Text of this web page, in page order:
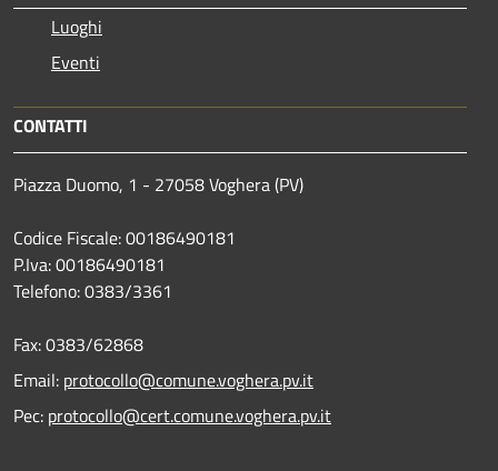
Luoghi
Eventi
CONTATTI
Piazza Duomo, 1 - 27058 Voghera (PV)
Codice Fiscale: 00186490181
P.Iva: 00186490181
Telefono:0383/3361
Fax:0383/62868
Email: protocollo@comune.voghera.pv.it
Pec: protocollo@cert.comune.voghera.pv.it